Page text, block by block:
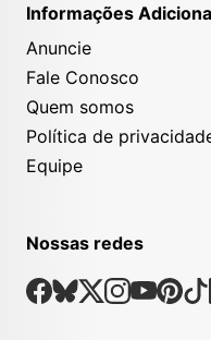
Informações
Anuncie
Fale Conosco
Quem somos
Política de
Equipe
Nossas redes
Nossas Redes Sociais
Facebook
Bsky
X Instagram